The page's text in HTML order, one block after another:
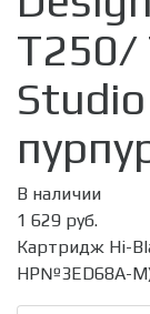
T250/
В наличии
1 629 руб.
Картридж Hi-
HP№3ED68A-